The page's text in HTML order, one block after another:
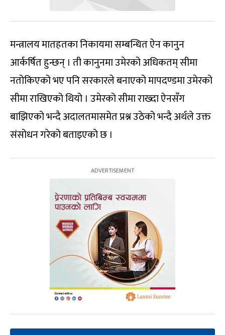
मन्त्रालय मातहतका निकायमा सम्बन्धित ऐन कानुन
आर्कर्षित हुन्छन् । ती कानुनमा उमेरको अधिकतम् सीमा
नतोकिएको भए पनि सरकारले बनाएको मापदण्डमा उमेरको
सीमा राखिएको थियो । उमेरको सीमा राख्दा ऐनसँग
बाझिएको भन्दै अदालतमासमेत प्रश्न उठेको भन्दै अर्थले उक्त
संसोधन गरेको बताइएको छ ।